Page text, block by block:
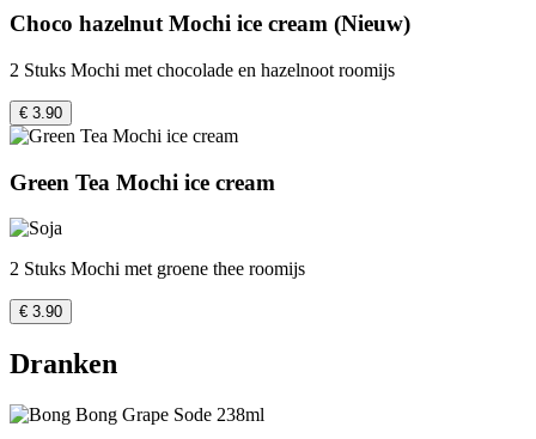
Choco hazelnut Mochi ice cream (Nieuw)
2 Stuks Mochi met chocolade en hazelnoot roomijs
€ 3.90
Green Tea Mochi ice cream
2 Stuks Mochi met groene thee roomijs
€ 3.90
Dranken